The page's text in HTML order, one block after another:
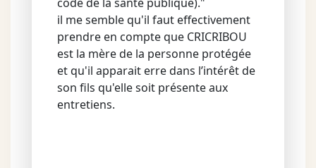
il me semble qu'il faut effectivement
prendre en compte que CRICRIBOU
est la mère de la personne protégée
et qu'il apparait erre dans l’intérêt de
son fils qu'elle soit présente aux
entretiens.